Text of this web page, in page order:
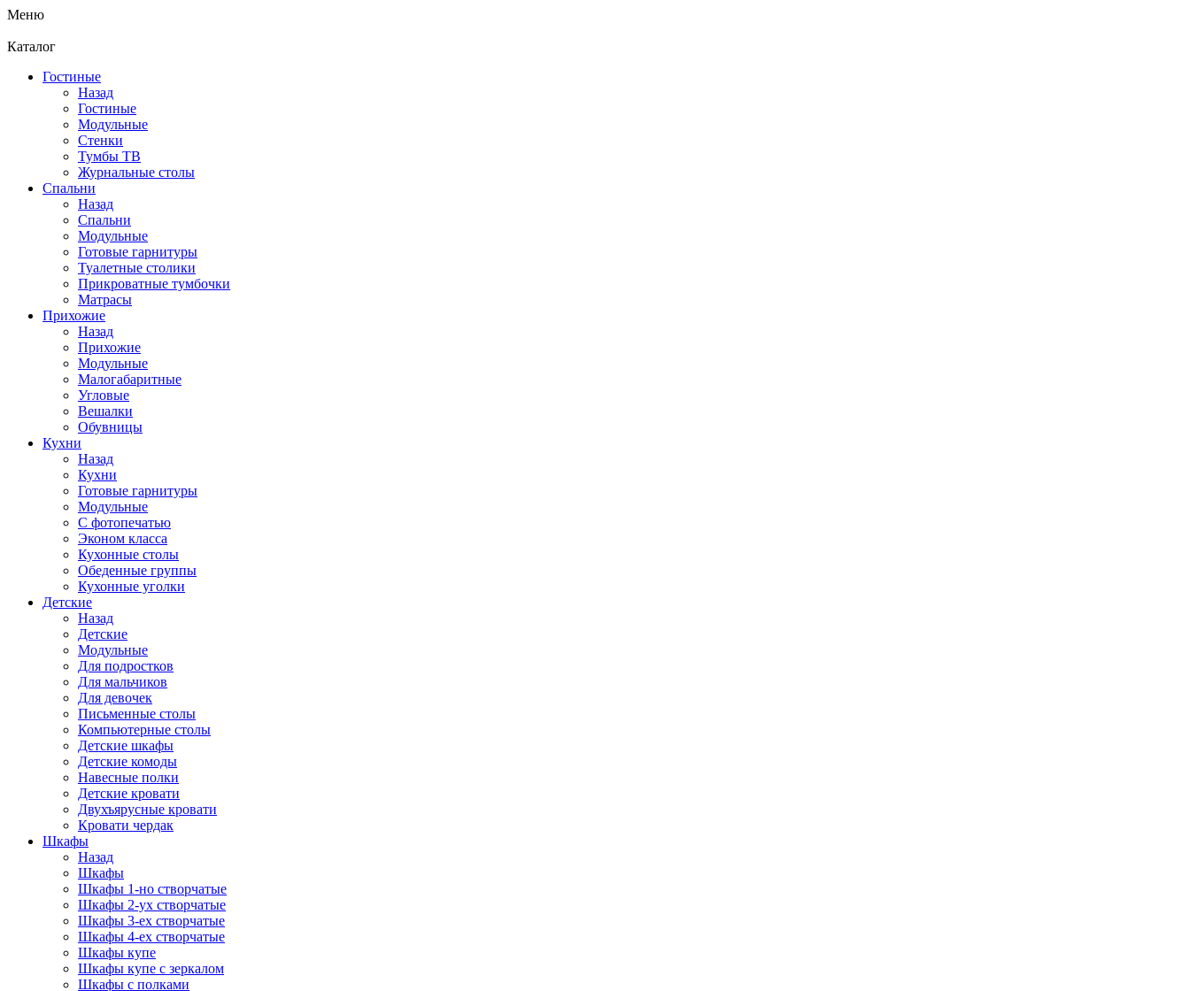
Меню
Каталог
Гостиные
Назад
Гостиные
Модульные
Стенки
Тумбы ТВ
Журнальные столы
Спальни
Назад
Спальни
Модульные
Готовые гарнитуры
Туалетные столики
Прикроватные тумбочки
Матрасы
Прихожие
Назад
Прихожие
Модульные
Малогабаритные
Угловые
Вешалки
Обувницы
Кухни
Назад
Кухни
Готовые гарнитуры
Модульные
С фотопечатью
Эконом класса
Кухонные столы
Обеденные группы
Кухонные уголки
Детские
Назад
Детские
Модульные
Для подростков
Для мальчиков
Для девочек
Письменные столы
Компьютерные столы
Детские шкафы
Детские комоды
Навесные полки
Детские кровати
Двухъярусные кровати
Кровати чердак
Шкафы
Назад
Шкафы
Шкафы 1-но створчатые
Шкафы 2-ух створчатые
Шкафы 3-ех створчатые
Шкафы 4-ех створчатые
Шкафы купе
Шкафы купе с зеркалом
Шкафы с полками